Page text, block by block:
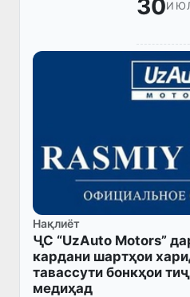
30
Нақлиёт
ҶС “UzAuto Motors”
кардани шартҳои
тавассути бонкҳои
медиҳад